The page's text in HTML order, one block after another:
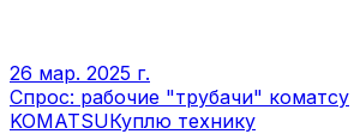
26 мар. 2025 г.
Спрос: рабочие "трубачи" коматсу
KOMATSUКуплю технику